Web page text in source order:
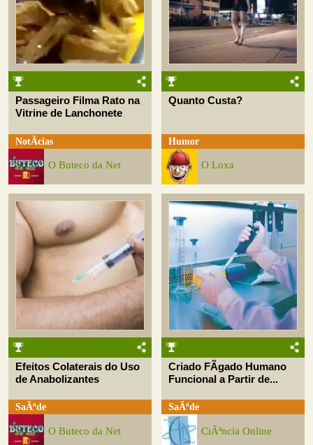
Passageiro Filma Rato na
Vitrine de Lanchonete
NotÃ­cias
O Buteco da Net
Quanto Custa?
Humor
O Loxa
Efeitos Colaterais do Uso
de Anabolizantes
SaÃºde
O Buteco da Net
Criado FÃ­gado Humano
Funcional a Partir de...
SaÃºde
CiÃªncia Online